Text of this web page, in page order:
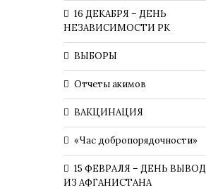
16 ДЕКАБРЯ – ДЕНЬ
НЕЗАВИСИМОСТИ РК
ВЫБОРЫ
Отчеты акимов
ВАКЦИНАЦИЯ
«Час добропорядочности»
15 ФЕВРАЛЯ – ДЕНЬ
ИЗ АФГАНИСТАНА